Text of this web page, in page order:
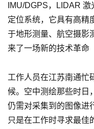
IMU/DGPS，LIDAR
定位系统，它具有高精
于地形测量、航空摄影
来了一场新的技术革命
工作人员在江苏南通忙
候。空中测绘那些时日
仍需对采集到的图像进
只是在工作时寻求最佳